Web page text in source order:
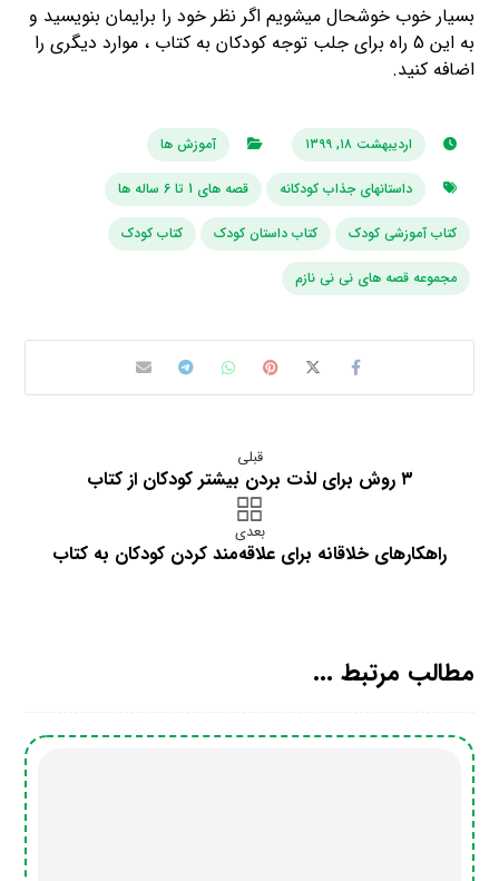
بسیار خوب خوشحال میشویم اگر نظر خود را برایمان بنویسید و
به این 5 راه برای جلب توجه کودکان به کتاب ، موارد دیگری را
اضافه کنید.
اردیبهشت ۱۸, ۱۳۹۹ آموزش ها
داستانهای جذاب کودکانه قصه های 1 تا 6 ساله ها
کتاب آموزشی کودک کتاب داستان کودک کتاب کودک
مجموعه قصه های نی نی نازم
قبلی
۳ روش برای لذت بردن بیشتر کودکان از کتاب
بعدی
راهکارهای خلاقانه برای علاقه‌مند کردن کودکان به کتاب
مطالب مرتبط ...